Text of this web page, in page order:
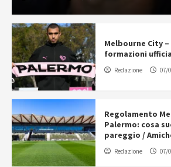
Melbourne City
formazioni
Redazione 07/
Regolamento
Palermo: cosa
pareggio /
Redazione 07/